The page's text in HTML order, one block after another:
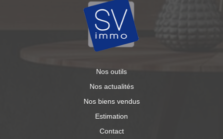
Nos outils
Nos actualités
Nos biens vendus
Estimation
Contact